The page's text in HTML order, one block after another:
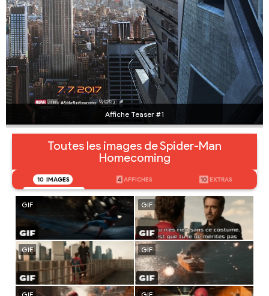
Affiche Teaser #1
Toutes les images de Spider-Man
Homecoming
10 IMAGES 4 AFFICHES 10 EXTRAS